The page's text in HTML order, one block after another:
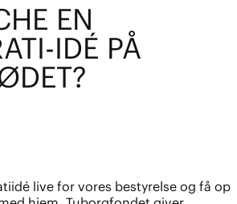
EN
IDÉ PÅ
live for vores bestyrelse og få op